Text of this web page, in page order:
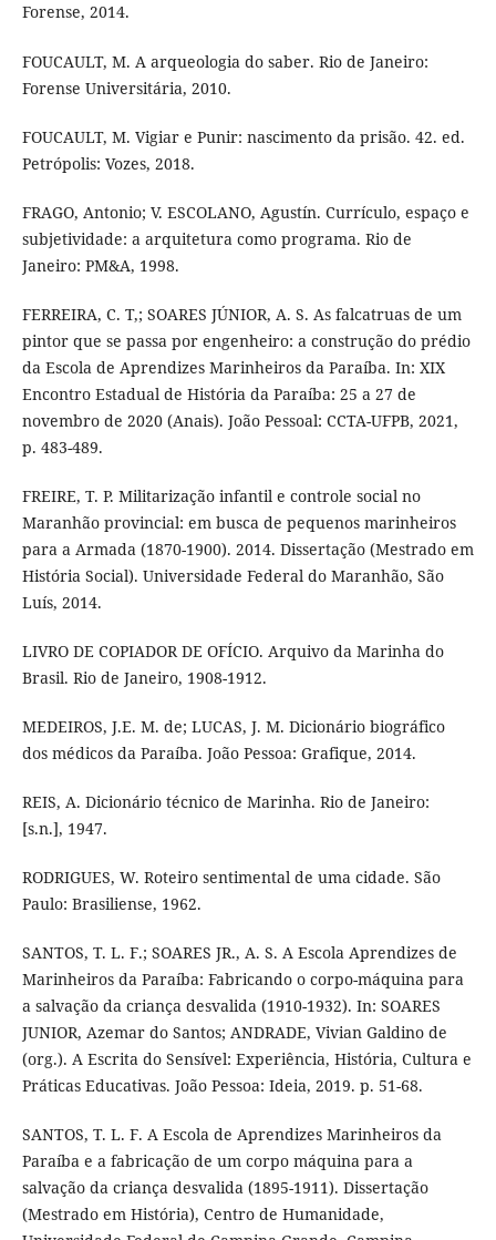
Forense, 2014.
FOUCAULT, M. A arqueologia do saber. Rio de Janeiro:
Forense Universitária, 2010.
FOUCAULT, M. Vigiar e Punir: nascimento da prisão. 42. ed.
Petrópolis: Vozes, 2018.
FRAGO, Antonio; V. ESCOLANO, Agustín. Currículo, espaço e
subjetividade: a arquitetura como programa. Rio de
Janeiro: PM&A, 1998.
FERREIRA, C. T,; SOARES JÚNIOR, A. S. As falcatruas de um
pintor que se passa por engenheiro: a construção do prédio
da Escola de Aprendizes Marinheiros da Paraíba. In: XIX
Encontro Estadual de História da Paraíba: 25 a 27 de
novembro de 2020 (Anais). João Pessoal: CCTA-UFPB, 2021,
p. 483-489.
FREIRE, T. P. Militarização infantil e controle social no
Maranhão provincial: em busca de pequenos marinheiros
para a Armada (1870-1900). 2014. Dissertação (Mestrado em
História Social). Universidade Federal do Maranhão, São
Luís, 2014.
LIVRO DE COPIADOR DE OFÍCIO. Arquivo da Marinha do
Brasil. Rio de Janeiro, 1908-1912.
MEDEIROS, J.E. M. de; LUCAS, J. M. Dicionário biográfico
dos médicos da Paraíba. João Pessoa: Grafique, 2014.
REIS, A. Dicionário técnico de Marinha. Rio de Janeiro:
[s.n.], 1947.
RODRIGUES, W. Roteiro sentimental de uma cidade. São
Paulo: Brasiliense, 1962.
SANTOS, T. L. F.; SOARES JR., A. S. A Escola Aprendizes de
Marinheiros da Paraíba: Fabricando o corpo-máquina para
a salvação da criança desvalida (1910-1932). In: SOARES
JUNIOR, Azemar do Santos; ANDRADE, Vivian Galdino de
(org.). A Escrita do Sensível: Experiência, História, Cultura e
Práticas Educativas. João Pessoa: Ideia, 2019. p. 51-68.
SANTOS, T. L. F. A Escola de Aprendizes Marinheiros da
Paraíba e a fabricação de um corpo máquina para a
salvação da criança desvalida (1895-1911). Dissertação
(Mestrado em História), Centro de Humanidade,